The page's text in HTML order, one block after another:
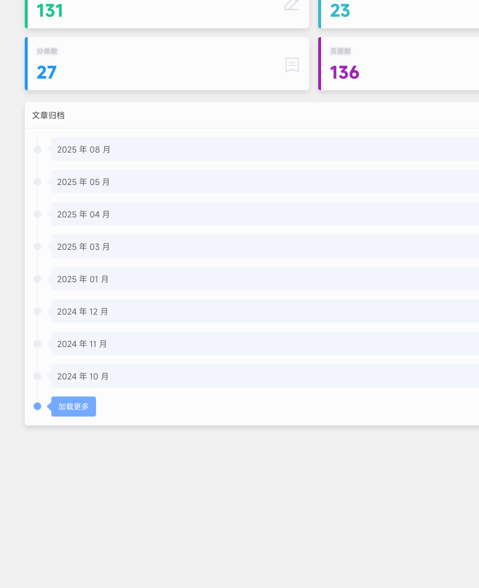
131 23
分类数
27
页面数
136
文章归档
2025 年 08 月
2025 年 05 月
2025 年 04 月
2025 年 03 月
2025 年 01 月
2024 年 12 月
2024 年 11 月
2024 年 10 月
加载更多